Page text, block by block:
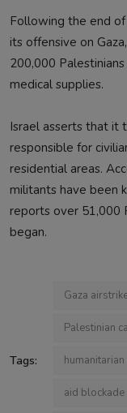
Following the end
its offensive on
200,000
medical supplies.
Israel asserts that it
responsible for
residential areas.
militants have been
reports over 51,000
began.
Tags:
Gaza
Palestinian
aid blockade